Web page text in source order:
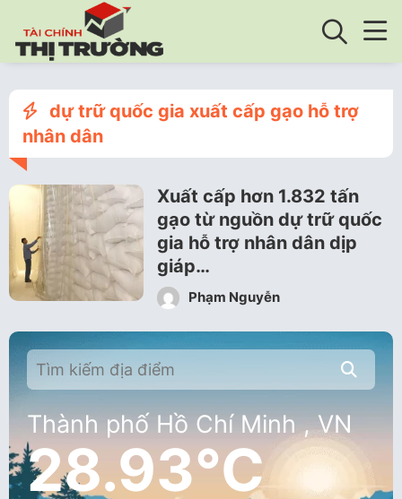
dự trữ quốc gia xuất cấp gạo hỗ trợ
nhân dân
Xuất cấp hơn 1.832 tấn
gạo từ nguồn dự trữ quốc
gia hỗ trợ nhân dân dịp
giáp…
Phạm Nguyễn
Thành phố Hồ Chí Minh , VN
28.93°C